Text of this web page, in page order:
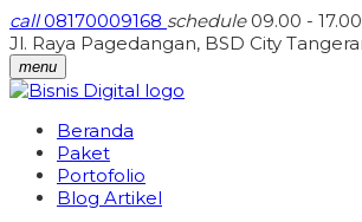
call08170009168 schedule09.00 -
Jl. Raya Pagedangan, BSD City
menu
Beranda
Paket
Portofolio
Blog Artikel